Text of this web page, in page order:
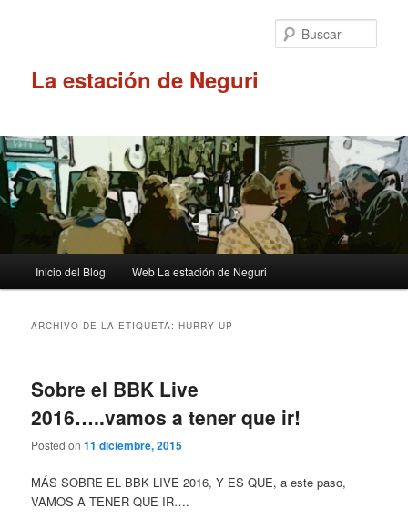
La estación de Neguri
principal
Inicio del Blog Web La estación de Neguri
ARCHIVO DE LA ETIQUETA:HURRY UP
Sobre el BBK Live
2016…..vamos a tener que ir!
Posted on11 diciembre, 2015
MÁS SOBRE EL BBK LIVE 2016, Y ES QUE, a este paso,
VAMOS A TENER QUE IR….